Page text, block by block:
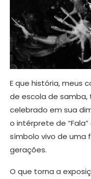
E que história, meus
de escola de samba,
celebrado em sua
o intérprete de
símbolo vivo de uma
gerações.
O que torna a